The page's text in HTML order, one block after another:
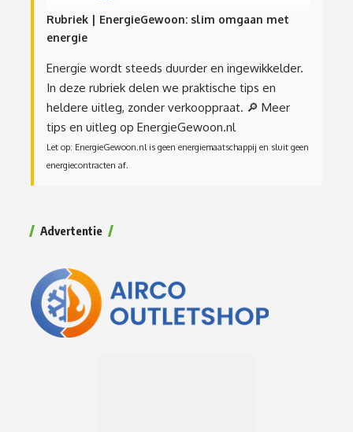
Rubriek | EnergieGewoon: slim omgaan met
energie
Energie wordt steeds duurder en ingewikkelder.
In deze rubriek delen we praktische tips en
heldere uitleg, zonder verkooppraat. 🔎 Meer
tips en uitleg op EnergieGewoon.nl
Let op: EnergieGewoon.nl is geen energiemaatschappij en sluit geen
energiecontracten af.
Advertentie